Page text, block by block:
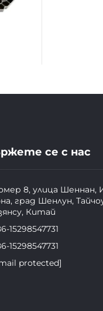
се с нас
8, улица Шеннан,
град Шенлун,
Китай
15298547731
15298547731
protected]